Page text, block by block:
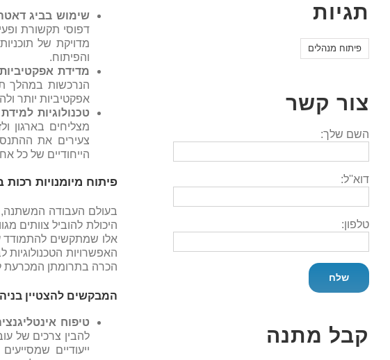
שימוש בביג דאטה
דפוסי תקשורת
מדויקת של
והפיתוח.
מדידת
הנרכשות במהלך
אפקטיביות יותר
טכנולוגיות
מצליחים בארגון
צעירים את
הייחודיים של כל
פיתוח מיומנויות רכות
בעולם העבודה המשתנה,
היכולת להוביל צוותים
האפשרויות הטכנולוגיות
הכרה בתרומתן המכרעת
המבקשים להצטיין
טיפוח
להבין צרכים של
ייעודיים
תגיות
פיתוח מנהלים
צור קשר
השם שלך:
דוא''ל:
טלפון:
קבל מתנה